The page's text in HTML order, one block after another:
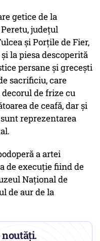
getice de la
judeţul
şi Porţile de Fier,
la piesa descoperită
persane şi greceşti
sacrificiu, care
de frize cu
de ceafă, dar şi
reprezentarea
a artei
de execuţie fiind de
Național de
de aur de la